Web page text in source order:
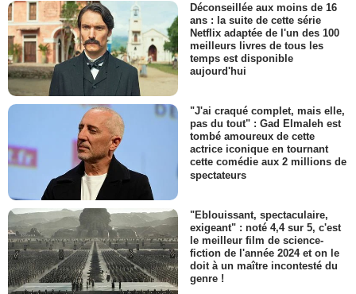
Déconseillée aux moins de 16
ans : la suite de cette série
Netflix adaptée de l'un des 100
meilleurs livres de tous les
temps est disponible
aujourd'hui
"J'ai craqué complet, mais elle,
pas du tout" : Gad Elmaleh est
tombé amoureux de cette
actrice iconique en tournant
cette comédie aux 2 millions de
spectateurs
"Eblouissant, spectaculaire,
exigeant" : noté 4,4 sur 5, c'est
le meilleur film de science-
fiction de l'année 2024 et on le
doit à un maître incontesté du
genre !